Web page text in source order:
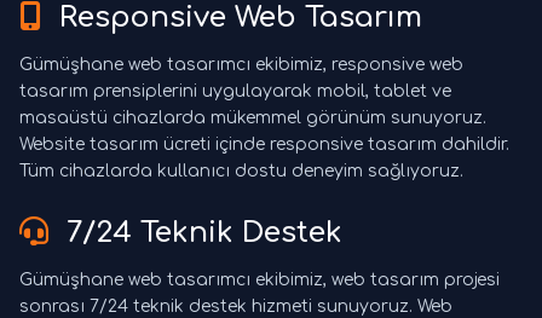
Responsive Web Tasarım
Gümüşhane web tasarımcı ekibimiz, responsive web
tasarım prensiplerini uygulayarak mobil, tablet ve
masaüstü cihazlarda mükemmel görünüm sunuyoruz.
Website tasarım ücreti içinde responsive tasarım dahildir.
Tüm cihazlarda kullanıcı dostu deneyim sağlıyoruz.
7/24 Teknik Destek
Gümüşhane web tasarımcı ekibimiz, web tasarım projesi
sonrası 7/24 teknik destek hizmeti sunuyoruz. Web